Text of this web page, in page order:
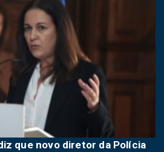
que novo diretor da Polícia